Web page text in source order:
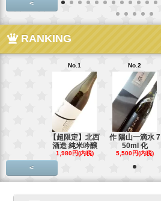
<
RANKING
No.1
【超限定】北西
酒造 純米吟醸
1,980円(内税)
No.2
作 陽山一滴水 7
50ml 化
5,500円(内税)
<